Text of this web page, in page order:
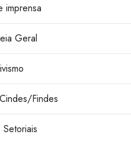
imprensa
Geral
Findes
Setoriais